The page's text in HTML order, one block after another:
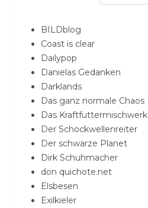
BILDblog
Coast is clear
Dailypop
Danielas Gedanken
Darklands
Das ganz normale Chaos
Das Kraftfuttermischwerk
Der Schockwellenreiter
Der schwarze Planet
Dirk Schuhmacher
don quichote.net
Elsbesen
Exilkieler